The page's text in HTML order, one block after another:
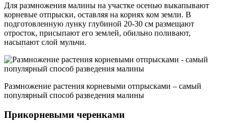
Для размножения малины на участке осенью выкапывают
корневые отпрыски, оставляя на корнях ком земли. В
подготовленную лунку глубиной 20-30 см размещают
отросток, присыпают его землей, обильно поливают,
насыпают слой мульчи.
Размножение растения корневыми отпрысками – самый
популярный способ разведения малины
Прикорневыми черенками